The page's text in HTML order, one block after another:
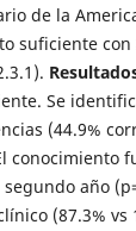
de la
suficiente
Se
(44.9%
conocimiento
año
(87.3% vs